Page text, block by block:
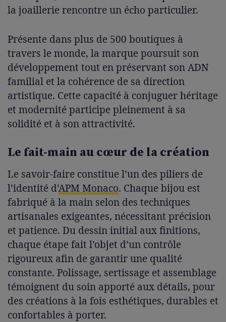
la joaillerie rencontre un écho particulier.
Présente dans plus de 500 boutiques à
travers le monde, la marque poursuit son
développement tout en préservant son ADN
familial et la cohérence de sa direction
artistique. Cette capacité à conjuguer héritage
et modernité participe pleinement à sa
solidité et à son attractivité.
Le fait-main au cœur de la création
Le savoir-faire constitue l’un des piliers de
l’identité d’APM Monaco. Chaque bijou est
fabriqué à la main selon des techniques
artisanales exigeantes, nécessitant précision
et patience. Du dessin initial aux finitions,
chaque étape fait l’objet d’un contrôle
rigoureux afin de garantir une qualité
constante. Polissage, sertissage et assemblage
témoignent du soin apporté aux détails, pour
des créations à la fois esthétiques, durables et
confortables à porter.